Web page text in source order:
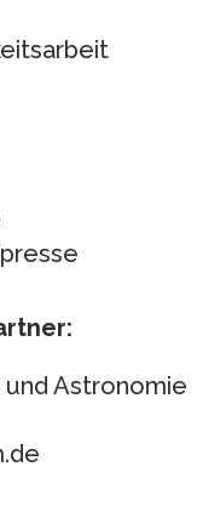
und Astronomie